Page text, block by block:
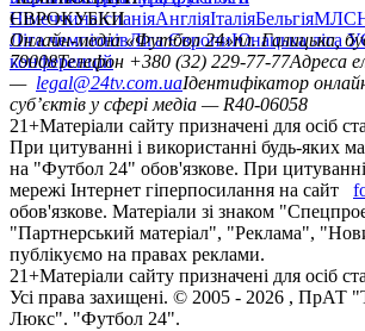
НімеччинаІспаніяАнгліяІталіяБельгіяМЛС
ЄВРОКУБКИ
Ліга чемпіонівЛіга ЄвропиЮнацька ліга
конференцій
Онлайн-медіа «Футбол 24»пл. Галицька,
79008Телефон +380 (32) 229-77-77Адреса
— legal@24tv.com.uaІдентифікатор
суб’єктів у сфері медіа — R40-06058
21+Матеріали сайту призначені для осіб
При цитуванні і використанні будь-яких
на "Футбол 24" обов'язкове. При цитуванні
мережі Інтернет гіперпосилання на сайт
обов'язкове. Матеріали зі знаком
"Партнерський матеріал", "Реклама",
публікуємо на правах реклами.
21+Матеріали сайту призначені для осіб
Усi права захищенi. © 2005 - 2026 , ПрАТ
Люкс". "Футбол 24".